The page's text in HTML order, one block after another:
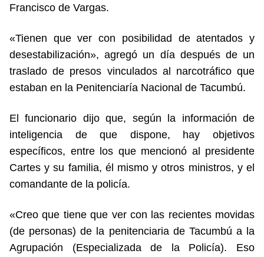
Francisco de Vargas.
«Tienen que ver con posibilidad de atentados y
desestabilización», agregó un día después de un
traslado de presos vinculados al narcotráfico que
estaban en la Penitenciaría Nacional de Tacumbú.
El funcionario dijo que, según la información de
inteligencia de que dispone, hay objetivos
específicos, entre los que mencionó al presidente
Cartes y su familia, él mismo y otros ministros, y el
comandante de la policía.
«Creo que tiene que ver con las recientes movidas
(de personas) de la penitenciaria de Tacumbú a la
Agrupación (Especializada de la Policía). Eso